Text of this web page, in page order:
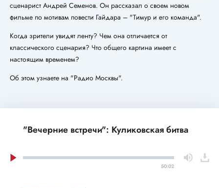
сценарист Андрей Семенов. Он рассказал о своем новом
фильме по мотивам повести Гайдара – "Тимур и его команда".
Когда зрители увидят ленту? Чем она отличается от
классического сценария? Что общего картина имеет с
настоящим временем?
Об этом узнаете на "Радио Москвы".
"Вечерние встречи": Куликовская битва
50:02